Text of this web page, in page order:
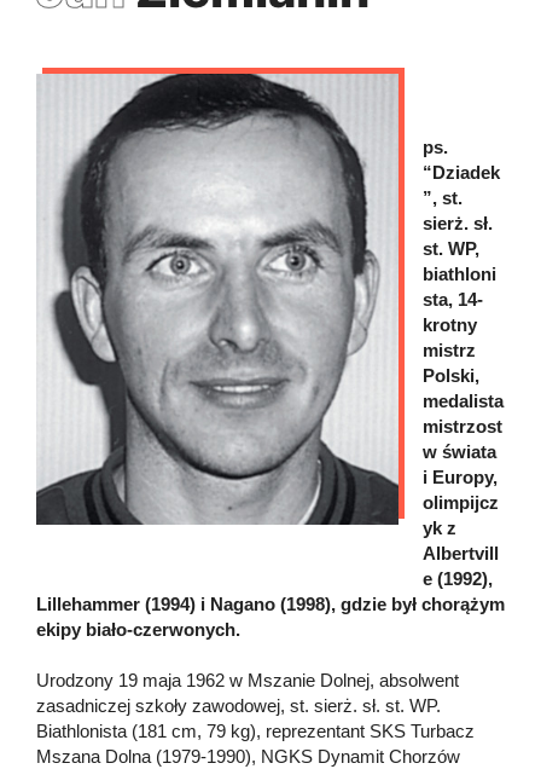
ps.
“Dziadek
”, st.
sierż. sł.
st. WP,
biathloni
sta, 14-
krotny
mistrz
Polski,
medalista
mistrzost
w świata
i Europy,
olimpijcz
yk z
Albertvill
e (1992),
Lillehammer (1994) i Nagano (1998), gdzie był chorążym
ekipy biało-czerwonych.
Urodzony 19 maja 1962 w Mszanie Dolnej, absolwent
zasadniczej szkoły zawodowej, st. sierż. sł. st. WP.
Biathlonista (181 cm, 79 kg), reprezentant SKS Turbacz
Mszana Dolna (1979-1990), NGKS Dynamit Chorzów